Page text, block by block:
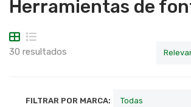
Herramientas de
30 resultados
FILTRAR POR MARCA: